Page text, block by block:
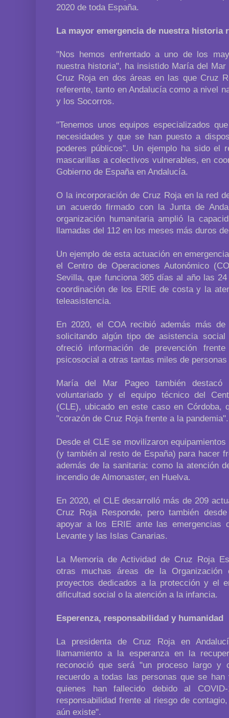
2020 de toda España.
La mayor emergencia de nuestra historia
"Nos hemos enfrentado a uno de los
nuestra historia", ha insistido María del
Cruz Roja en dos áreas en las que Cruz
referente, tanto en Andalucía como a nivel
y los Socorros.
"Tenemos unos equipos especializados
necesidades y que se han puesto a
poderes públicos". Un ejemplo ha sido el
mascarillas a colectivos vulnerables, en
Gobierno de España en Andalucía.
O la incorporación de Cruz Roja en la red
un acuerdo firmado con la Junta de
organización humanitaria amplió la
llamadas del 112 en los meses más duros
Un ejemplo de esta actuación en
el Centro de Operaciones Autonómico
Sevilla, que funciona 365 días al año las
coordinación de los ERIE de costa y la
teleasistencia.
En 2020, el COA recibió además más de
solicitando algún tipo de asistencia
ofreció información de prevención
psicosocial a otras tantas miles de
María del Mar Pageo también
voluntariado y el equipo técnico del
(CLE), ubicado en este caso en Córdoba,
"corazón de Cruz Roja frente a la pandemia".
Desde el CLE se movilizaron
(y también al resto de España) para hacer
además de la sanitaria: como la atención
incendio de Almonaster, en Huelva.
En 2020, el CLE desarrolló más de 209
Cruz Roja Responde, pero también
apoyar a los ERIE ante las emergencias
Levante y las Islas Canarias.
La Memoria de Actividad de Cruz Roja
otras muchas áreas de la Organización
proyectos dedicados a la protección y el
dificultad social o la atención a la infancia.
Esperenza, responsabilidad y humanidad
La presidenta de Cruz Roja en
llamamiento a la esperanza en la
reconoció que será "un proceso largo y
recuerdo a todas las personas que se
quienes han fallecido debido al
responsabilidad frente al riesgo de
aún existe".